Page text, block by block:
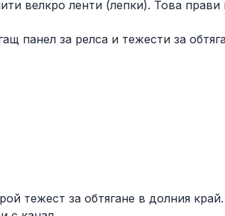
велкро ленти (лепки). Това прави
панел за релса и тежести за
тежест за обтягане в долния край.